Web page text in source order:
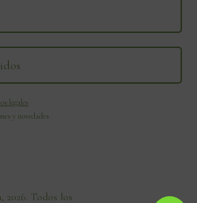
legales
y novedades
2026. Todos los